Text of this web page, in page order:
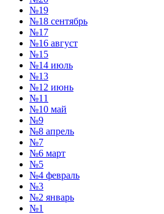
№19
№18 сентябрь
№17
№16 август
№15
№14 июль
№13
№12 июнь
№11
№10 май
№9
№8 апрель
№7
№6 март
№5
№4 февраль
№3
№2 январь
№1